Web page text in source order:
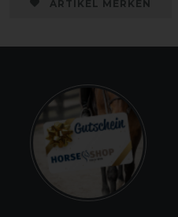
ARTIKEL MERKEN